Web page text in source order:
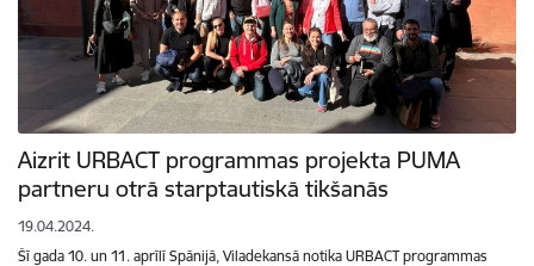
Aizrit URBACT programmas projekta PUMA
partneru otrā starptautiskā tikšanās
19.04.2024.
Šī gada 10. un 11. aprīlī Spānijā, Viladekansā notika URBACT programmas